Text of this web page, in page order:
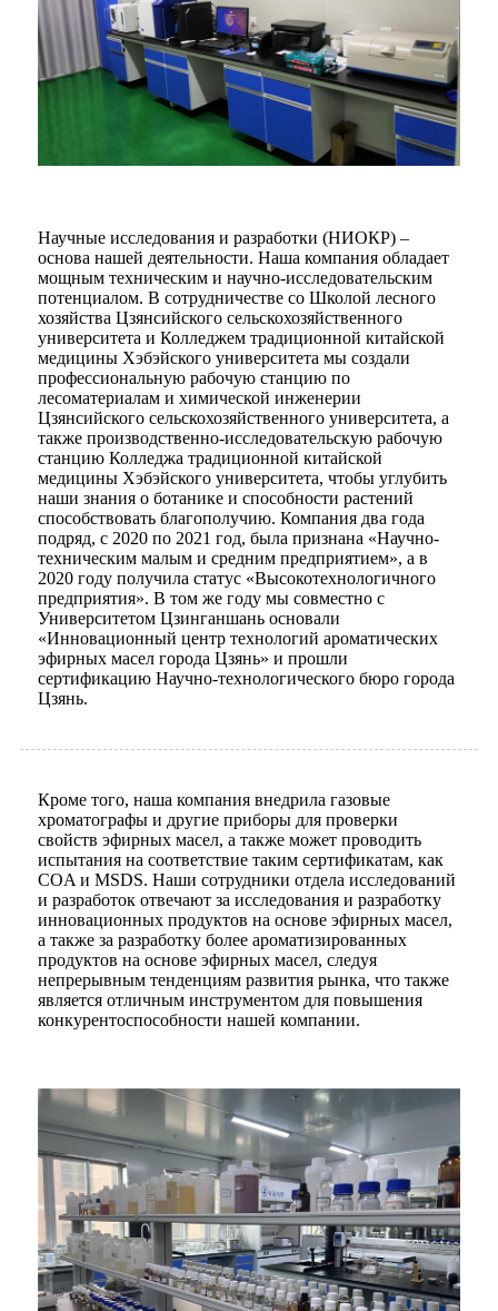
Научные исследования и разработки (НИОКР) –
основа нашей деятельности. Наша компания обладает
мощным техническим и научно-исследовательским
потенциалом. В сотрудничестве со Школой лесного
хозяйства Цзянсийского сельскохозяйственного
университета и Колледжем традиционной китайской
медицины Хэбэйского университета мы создали
профессиональную рабочую станцию ​​по
лесоматериалам и химической инженерии
Цзянсийского сельскохозяйственного университета, а
также производственно-исследовательскую рабочую
станцию ​​Колледжа традиционной китайской
медицины Хэбэйского университета, чтобы углубить
наши знания о ботанике и способности растений
способствовать благополучию. Компания два года
подряд, с 2020 по 2021 год, была признана «Научно-
техническим малым и средним предприятием», а в
2020 году получила статус «Высокотехнологичного
предприятия». В том же году мы совместно с
Университетом Цзинганшань основали
«Инновационный центр технологий ароматических
эфирных масел города Цзянь» и прошли
сертификацию Научно-технологического бюро города
Цзянь.
Кроме того, наша компания внедрила газовые
хроматографы и другие приборы для проверки
свойств эфирных масел, а также может проводить
испытания на соответствие таким сертификатам, как
COA и MSDS. Наши сотрудники отдела исследований
и разработок отвечают за исследования и разработку
инновационных продуктов на основе эфирных масел,
а также за разработку более ароматизированных
продуктов на основе эфирных масел, следуя
непрерывным тенденциям развития рынка, что также
является отличным инструментом для повышения
конкурентоспособности нашей компании.